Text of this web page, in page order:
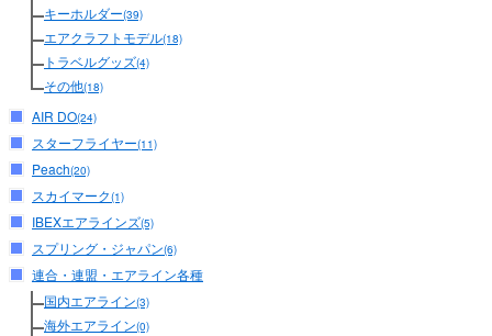
キーホルダー(39)
エアクラフトモデル(18)
トラベルグッズ(4)
その他(18)
AIR DO(24)
スターフライヤー(11)
Peach(20)
スカイマーク(1)
IBEXエアラインズ(5)
スプリング・ジャパン(6)
連合・連盟・エアライン各種
国内エアライン(3)
海外エアライン(0)